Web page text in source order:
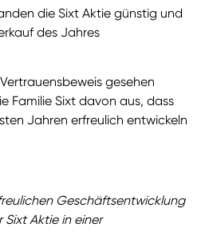
die Sixt Aktie günstig und
des Jahres
gesehen
Familie Sixt davon aus, dass
Jahren erfreulich entwickeln
Geschäftsentwicklung
Aktie in einer